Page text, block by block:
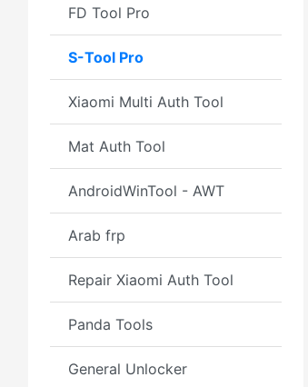
FD Tool Pro
S-Tool Pro
Xiaomi Multi Auth Tool
Mat Auth Tool
AndroidWinTool - AWT
Arab frp
Repair Xiaomi Auth Tool
Panda Tools
General Unlocker